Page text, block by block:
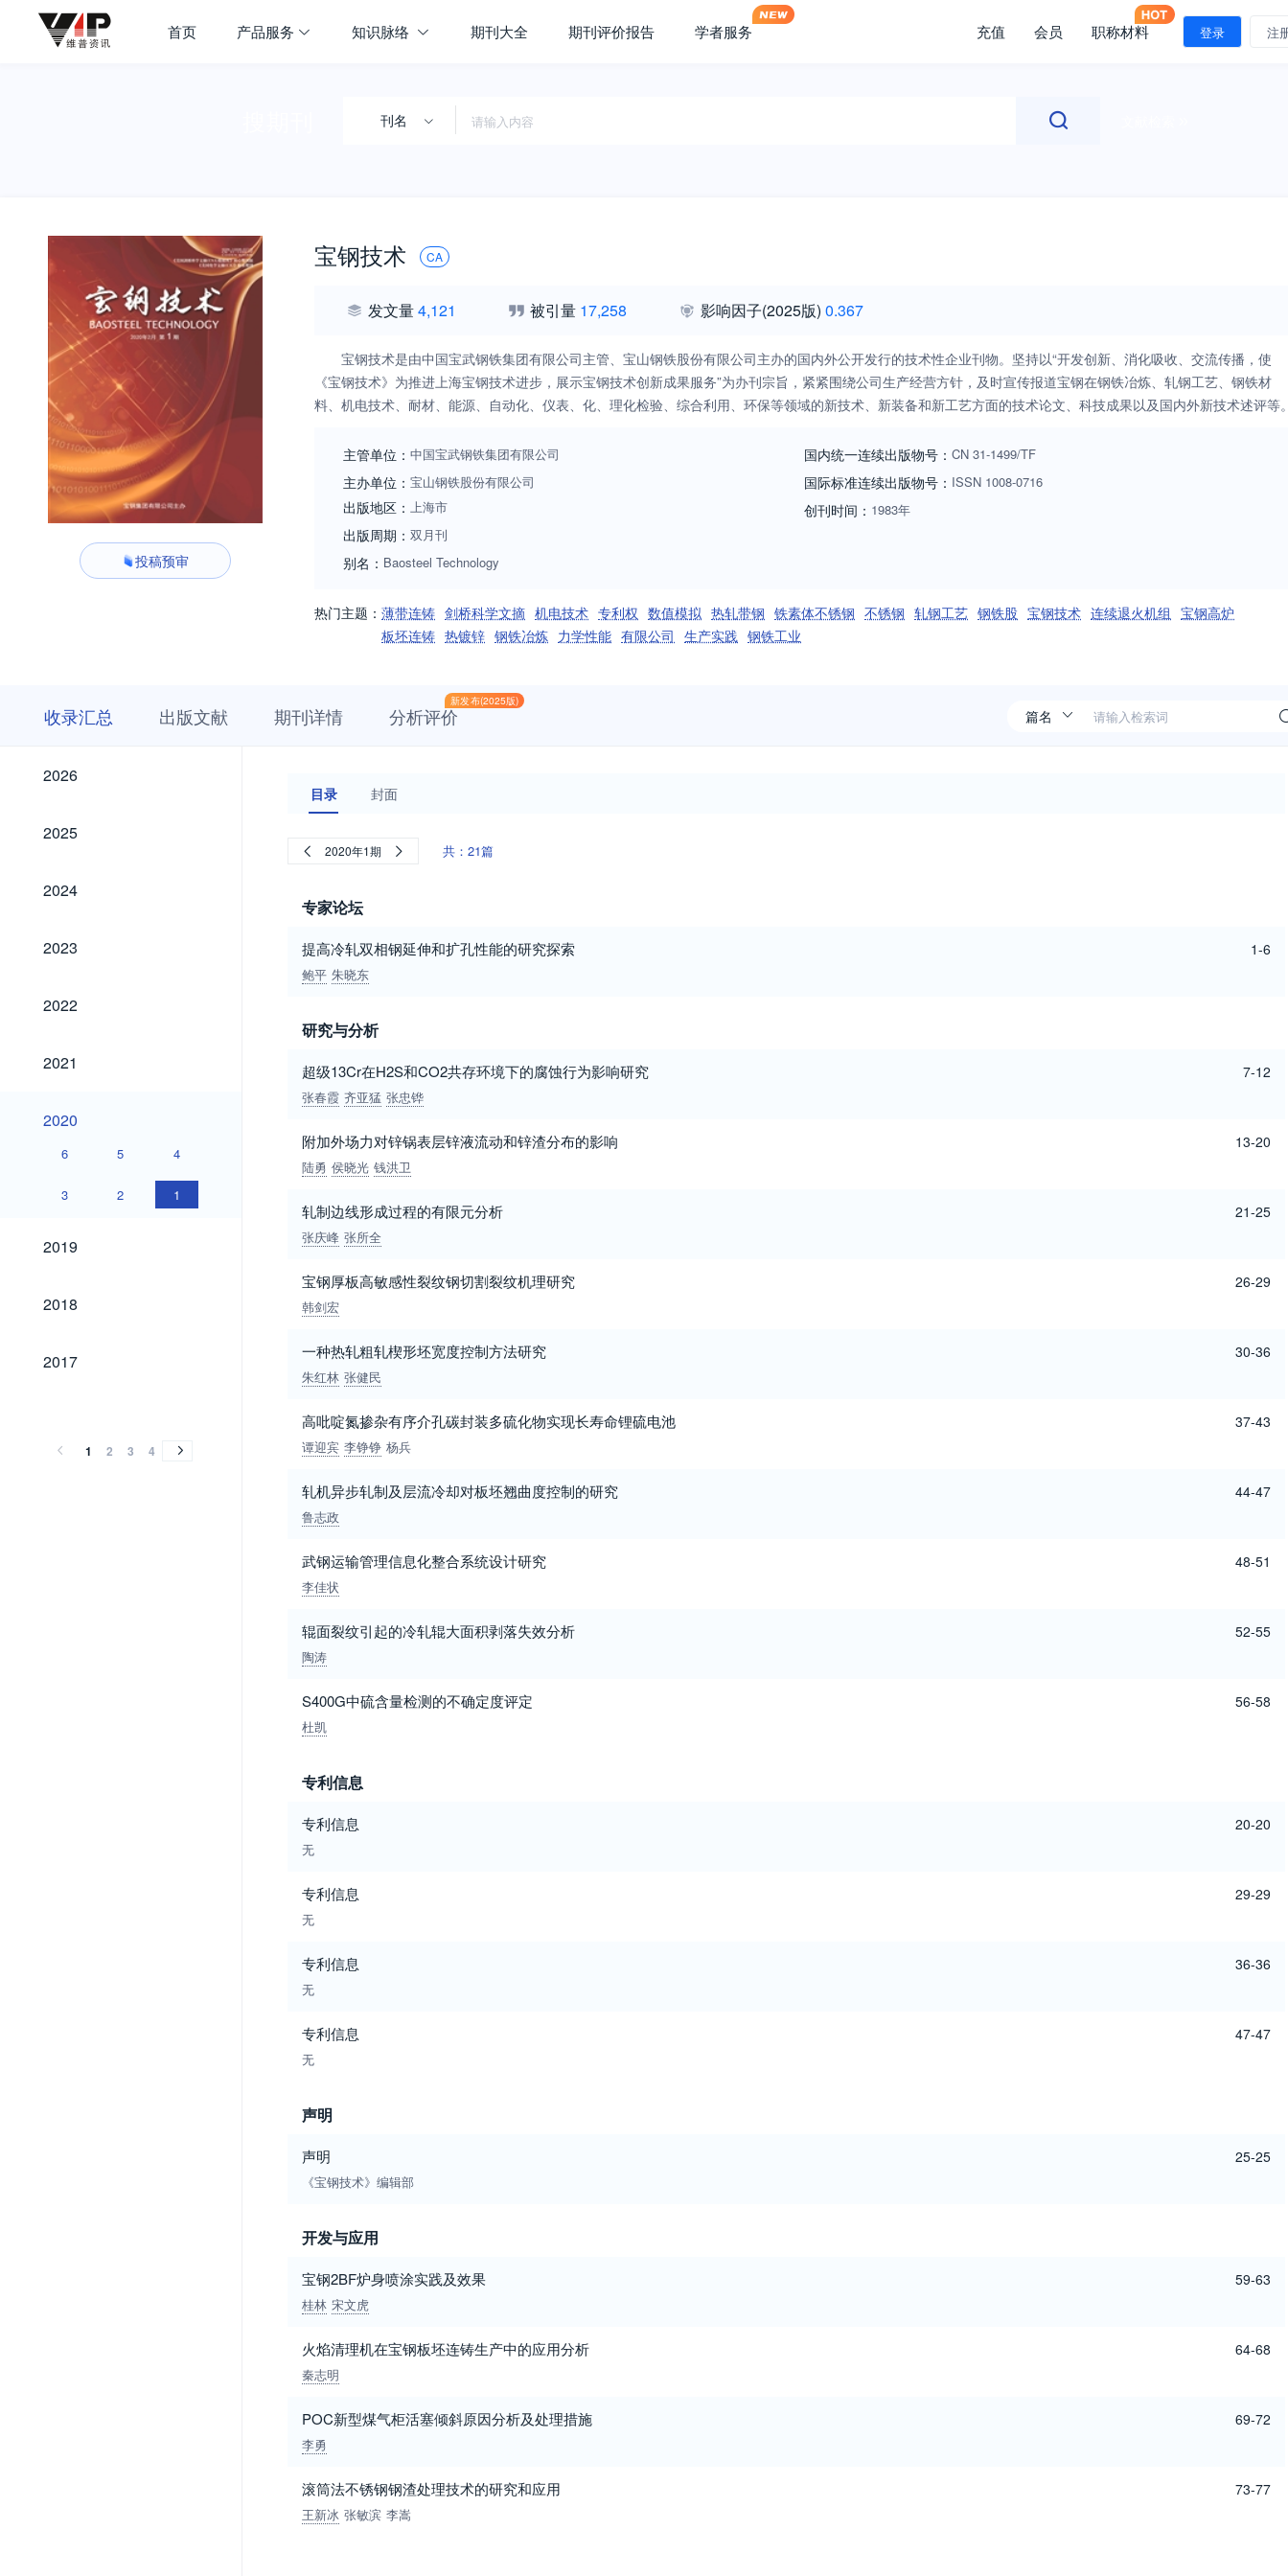
首页 产品服务 知识脉络 期刊大全 期刊评价报告 学者服务 充值 会员 职称材料 登录 注
刊名
投稿预审
宝钢技术 CA
发文量4,121 被引量 17,258 影响因子(2025版) 0.367
宝钢技术是由中国宝武钢铁集团有限公司主管、宝山钢铁股份有限公司主办的国内外公开发行的技术性企业刊物。坚持以“开发创新、消化吸收、交流传播，使
《宝钢技术》为推进上海宝钢技术进步，展示宝钢技术创新成果服务”为办刊宗旨，紧紧围绕公司生产经营方针，及时宣传报道宝钢在钢铁冶炼、轧钢工艺、钢铁材
料、机电技术、耐材、能源、自动化、仪表、化、理化检验、综合利用、环保等领域的新技术、新装备和新工艺方面的技术论文、科技成果以及国内外新技术述评等
主管单位： 中国宝武钢铁集团有限公司
主办单位： 宝山钢铁股份有限公司
出版地区： 上海市
出版周期： 双月刊
别名： Baosteel Technology
国内统一连续出版物号： CN 31-1499/TF
国际标准连续出版物号 ： ISSN 1008-0716
创刊时间： 1983年
热门主题： 薄带连铸 剑桥科学文摘 机电技术 专利权 数值模拟 热轧带钢 铁素体不锈钢 不锈钢 轧钢工艺 钢铁股 宝钢技术 连续退火机组 宝钢高炉
板坯连铸 热镀锌 钢铁冶炼 力学性能 有限公司 生产实践 钢铁工业
收录汇总 出版文献 期刊详情
新发布(2025版)
分析评价
2026
2026
2025
2025
2024
2024
2023
2023
2022
2022
2021
2021
2020
2020
6 5 4
3 2 1
2019
2019
2018
2018
2017
2017
1 2 3 4
目录 封面
2020年1期 共：21篇
专家论坛
提高冷轧双相钢延伸和扩孔性能的研究探索
鲍平 朱晓东
1-6
研究与分析
超级13Cr在H2S和CO2共存环境下的腐蚀行为影响研究
张春霞 齐亚猛 张忠铧
7-12
附加外场力对锌锅表层锌液流动和锌渣分布的影响
陆勇 侯晓光 钱洪卫
13-20
轧制边线形成过程的有限元分析
张庆峰 张所全
21-25
宝钢厚板高敏感性裂纹钢切割裂纹机理研究
韩剑宏
26-29
一种热轧粗轧楔形坯宽度控制方法研究
朱红林 张健民
30-36
高吡啶氮掺杂有序介孔碳封装多硫化物实现长寿命锂硫电池
谭迎宾 李铮铮 杨兵
37-43
轧机异步轧制及层流冷却对板坯翘曲度控制的研究
鲁志政
44-47
武钢运输管理信息化整合系统设计研究
李佳状
48-51
辊面裂纹引起的冷轧辊大面积剥落失效分析
陶涛
52-55
S400G中硫含量检测的不确定度评定
杜凯
56-58
专利信息
专利信息
无
20-20
专利信息
无
29-29
专利信息
无
36-36
专利信息
无
47-47
声明
声明
《宝钢技术》编辑部
25-25
开发与应用
宝钢2BF炉身喷涂实践及效果
桂林 宋文虎
59-63
火焰清理机在宝钢板坯连铸生产中的应用分析
秦志明
64-68
POC新型煤气柜活塞倾斜原因分析及处理措施
李勇
69-72
滚筒法不锈钢钢渣处理技术的研究和应用
王新冰 张敏滨 李嵩
73-77